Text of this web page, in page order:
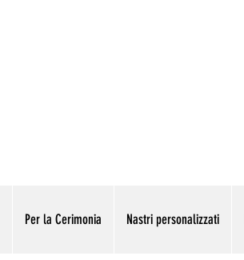
Per la Cerimonia Nastri personalizzati